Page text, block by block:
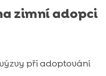
zimní adopci
při adoptování